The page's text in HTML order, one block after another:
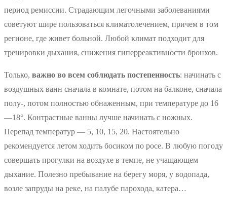
период ремиссии. Страдающим легочными заболеваниями
советуют шире пользоваться климатолечением, причем в том
регионе, где живет больной. Любой климат подходит для
тренировки дыхания, снижения гиперреактивности бронхов.
Только, важно во всем соблюдать постепенность: начинать с
воздушных ванн сначала в комнате, потом на балконе, сначала
полу-, потом полностью обнаженным, при температуре до 16
—18°. Контрастные ванны лучше начинать с ножных.
Перепад температур — 5, 10, 15, 20. Настоятельно
рекомендуется летом ходить босиком по росе. В любую погоду
совершать прогулки на воздухе в темпе, не учащающем
дыхание. Полезно пребывание на берегу моря, у водопада,
возле запруды на реке, на палубе парохода, катера…